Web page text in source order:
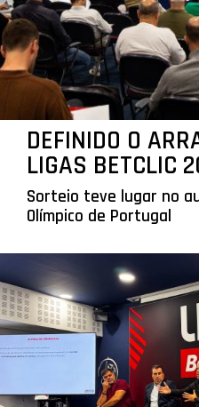
DEFINIDO O
LIGAS BETCLIC
Sorteio teve lugar no
Olímpico de Portugal